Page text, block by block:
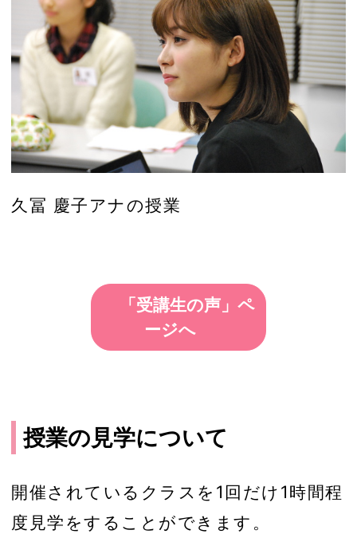
久冨 慶子アナの授業
「受講生の声」ペ
ージへ
授業の見学について
開催されているクラスを1回だけ1時間程
度見学をすることができます。